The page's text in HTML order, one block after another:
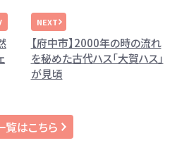
【府中市】2000年の時の流れ
を秘めた古代ハス「大賀ハス」
が見頃
覧はこちら